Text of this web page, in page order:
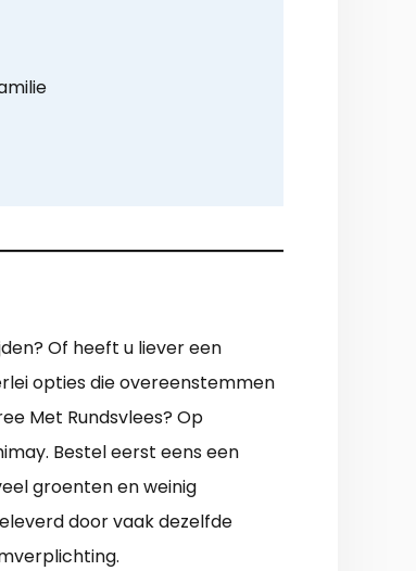
Of heeft u liever een
opties die overeenstemmen
Met Rundsvlees? Op
Bestel eerst eens een
groenten en weinig
door vaak dezelfde